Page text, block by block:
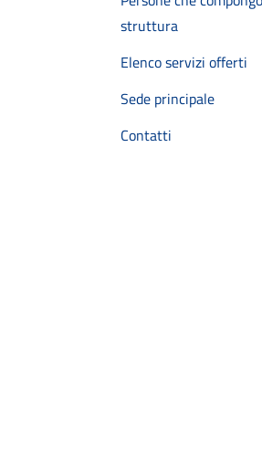
struttura
Elenco servizi offerti
Sede principale
Contatti